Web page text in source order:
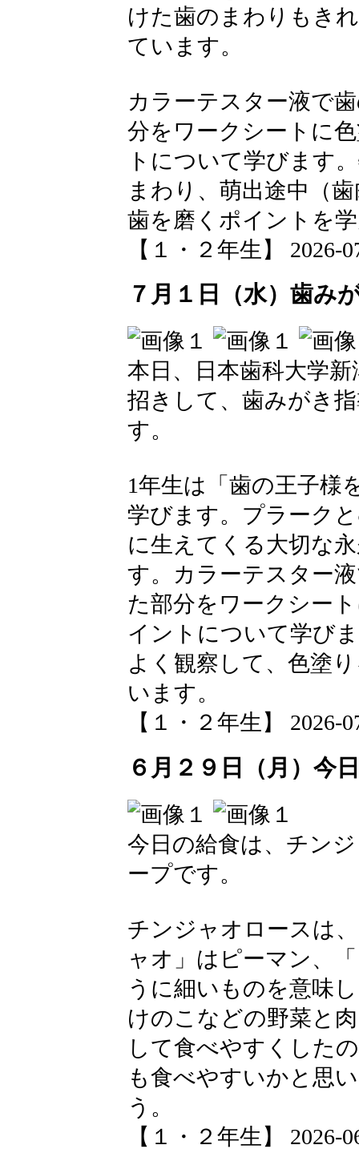
けた歯のまわりもき
ています。
カラーテスター液で
分をワークシートに
トについて学びます
まわり、萌出途中（
歯を磨くポイントを
【１・２年生】 2026-
７月１日（水）歯み
本日、日本歯科大学
招きして、歯みがき
す。
1年生は「歯の王子様
学びます。プラーク
に生えてくる大切な
す。カラーテスター
た部分をワークシー
イントについて学び
よく観察して、色塗
います。
【１・２年生】 2026-
６月２９日（月）今
今日の給食は、チン
ープです。
チンジャオロースは
ャオ」はピーマン、
うに細いものを意味
けのこなどの野菜と
して食べやすくした
も食べやすいかと思
う。
【１・２年生】 2026-